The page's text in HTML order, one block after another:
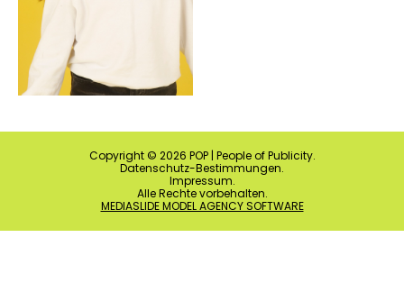
Copyright © 2026 POP | People of Publicity.
Datenschutz-Bestimmungen.
Impressum.
Alle Rechte vorbehalten.
MEDIASLIDE MODEL AGENCY SOFTWARE